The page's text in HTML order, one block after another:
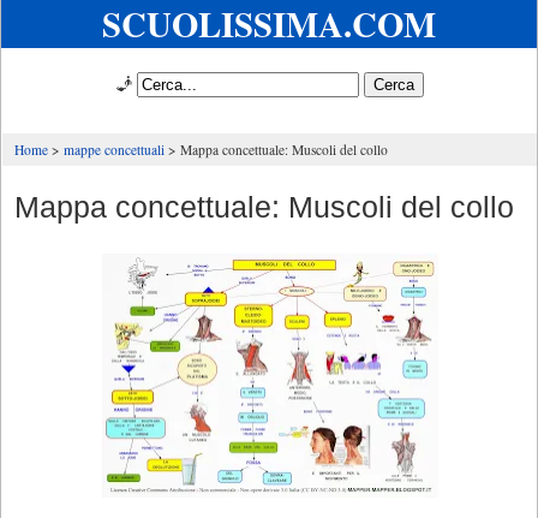
SCUOLISSIMA.COM
🧞
Home mappe concettuali Mappa concettuale: Muscoli del collo
Mappa concettuale: Muscoli del collo